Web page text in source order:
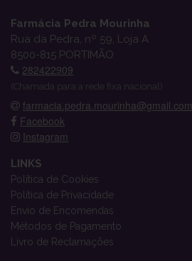
Farmácia Pedra Mourinha
Rua da Pedra, nº 59, Loja A
8500-815 PORTIMÃO
282422909
(Chamada para a rede fixa nacional)
farmacia.pedra.mourinha@gmail.com
Facebook
Instagram
LINKS
Política de Cookies
Política de Privacidade
Envio de Encomendas
Métodos de Pagamento
Livro de Reclamações